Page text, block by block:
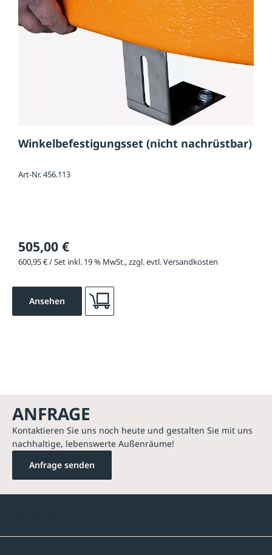
Winkelbefestigungsset (nicht nachrüstbar)
Art-Nr. 456.113
505,00 €
600,95 € / Set inkl. 19 % MwSt., zzgl. evtl. Versandkosten
Ansehen
ANFRAGE
Kontaktieren Sie uns noch heute und gestalten Sie mit uns
nachhaltige, lebenswerte Außenräume!
Anfrage senden